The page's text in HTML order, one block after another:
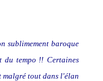
sublimement baroque
du tempo !! Certaines
malgré tout dans l'élan